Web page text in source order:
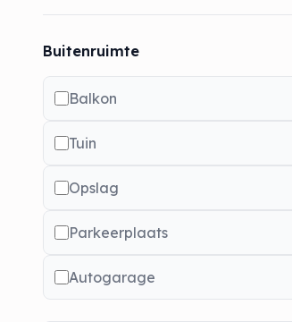
Buitenruimte
Balkon
Tuin
Opslag
Parkeerplaats
Autogarage